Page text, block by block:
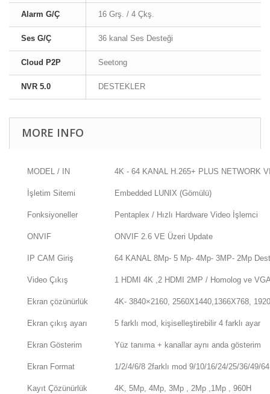
Alarm G/Ç 16 Grş. / 4 Çkş.
Ses G/Ç 36 kanal Ses Desteği
Cloud P2P Seetong
NVR 5.0 DESTEKLER
MORE INFO
MODEL / IN 4K - 64 KANAL H.265+ PLUS NETWORK
İşletim Sitemi Embedded LUNIX (Gömülü)
Fonksiyoneller Pentaplex / Hızlı Hardware Video İşlemci
ONVIF ONVIF 2.6 VE Üzeri Update
IP CAM Giriş 64 KANAL 8Mp- 5 Mp- 4Mp- 3MP- 2Mp
Video Çıkış 1 HDMI 4K ,2 HDMI 2MP / Homolog ve
Ekran çözünürlük 4K- 3840×2160, 2560X1440,1366X768,
Ekran çıkış ayarı 5 farklı mod, kişiselleştirebilir 4 farklı ayar
Ekran Gösterim Yüz tanıma + kanallar aynı anda gösterim
Ekran Format 1/2/4/6/8 2farklı mod 9/10/16/24/25/36/49/
Kayıt Çözünürlük 4K, 5Mp, 4Mp, 3Mp , 2Mp ,1Mp , 960H